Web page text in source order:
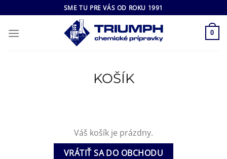
to
content
SME TU PRE VÁS OD ROKU 1991
0
KOŠÍK
Váš košík je prázdny.
VRÁTIŤ SA DO OBCHODU